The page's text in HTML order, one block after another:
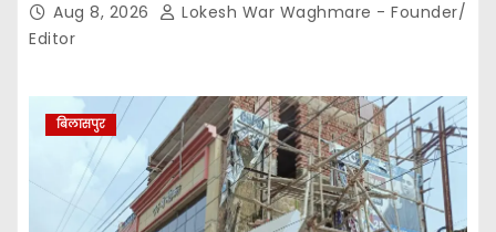
कसौटी तक पहुंचा…
Aug 8, 2026
Lokesh War Waghmare - Founder/
Editor
बिलासपुर